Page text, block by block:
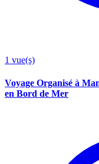
1 vue(s)
Voyage Organisé à
en Bord de Mer